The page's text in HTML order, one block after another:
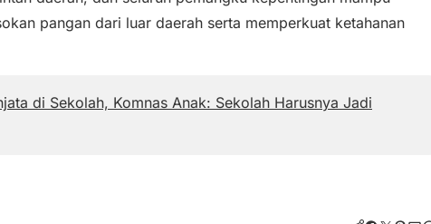
pangan dari luar daerah serta memperkuat ketahanan
di Sekolah, Komnas Anak: Sekolah Harusnya Jadi